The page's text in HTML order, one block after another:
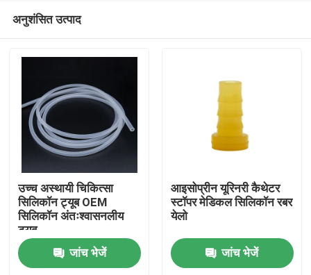
अनुशंसित उत्पाद
उच्च अस्थायी चिकित्सा
सिलिकॉन ट्यूब OEM
सिलिकॉन अंतःश्वासनलीय
ट्यूब
जांच भेजें
आइसोप्रीन यूरिनरी कैथेटर
स्टॉपर मेडिकल सिलिकॉन रबर
येलो
जांच भेजें